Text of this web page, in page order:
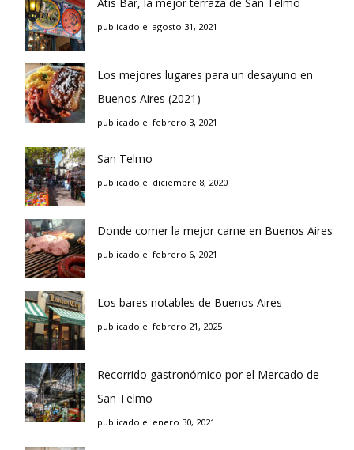
publicado el agosto 31, 2021
Los mejores lugares para un desayuno en
Buenos Aires (2021)
publicado el febrero 3, 2021
San Telmo
publicado el diciembre 8, 2020
Donde comer la mejor carne en Buenos Aires
publicado el febrero 6, 2021
Los bares notables de Buenos Aires
publicado el febrero 21, 2025
Recorrido gastronómico por el Mercado de
San Telmo
publicado el enero 30, 2021